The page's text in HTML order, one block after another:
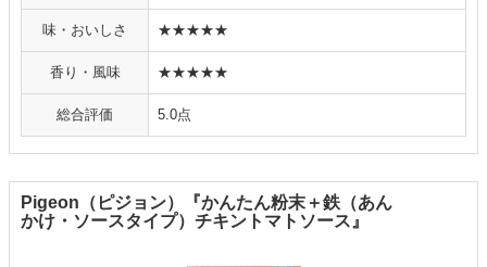
味・おいしさ ★★★★★
香り・風味 ★★★★★
総合評価 5.0点
Pigeon（ピジョン）『かんたん粉末＋鉄（あん
かけ・ソースタイプ）チキントマトソース』